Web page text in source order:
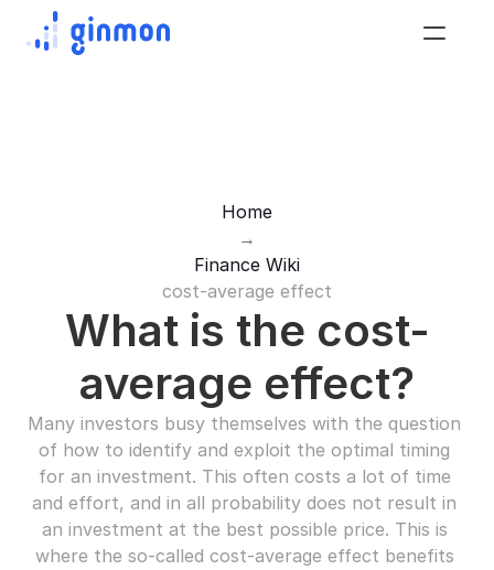
Home
→
Finance Wiki
cost-average effect
What is the cost-
average effect?
Many investors busy themselves with the question
of how to identify and exploit the optimal timing
for an investment. This often costs a lot of time
and effort, and in all probability does not result in
an investment at the best possible price. This is
where the so-called cost-average effect benefits